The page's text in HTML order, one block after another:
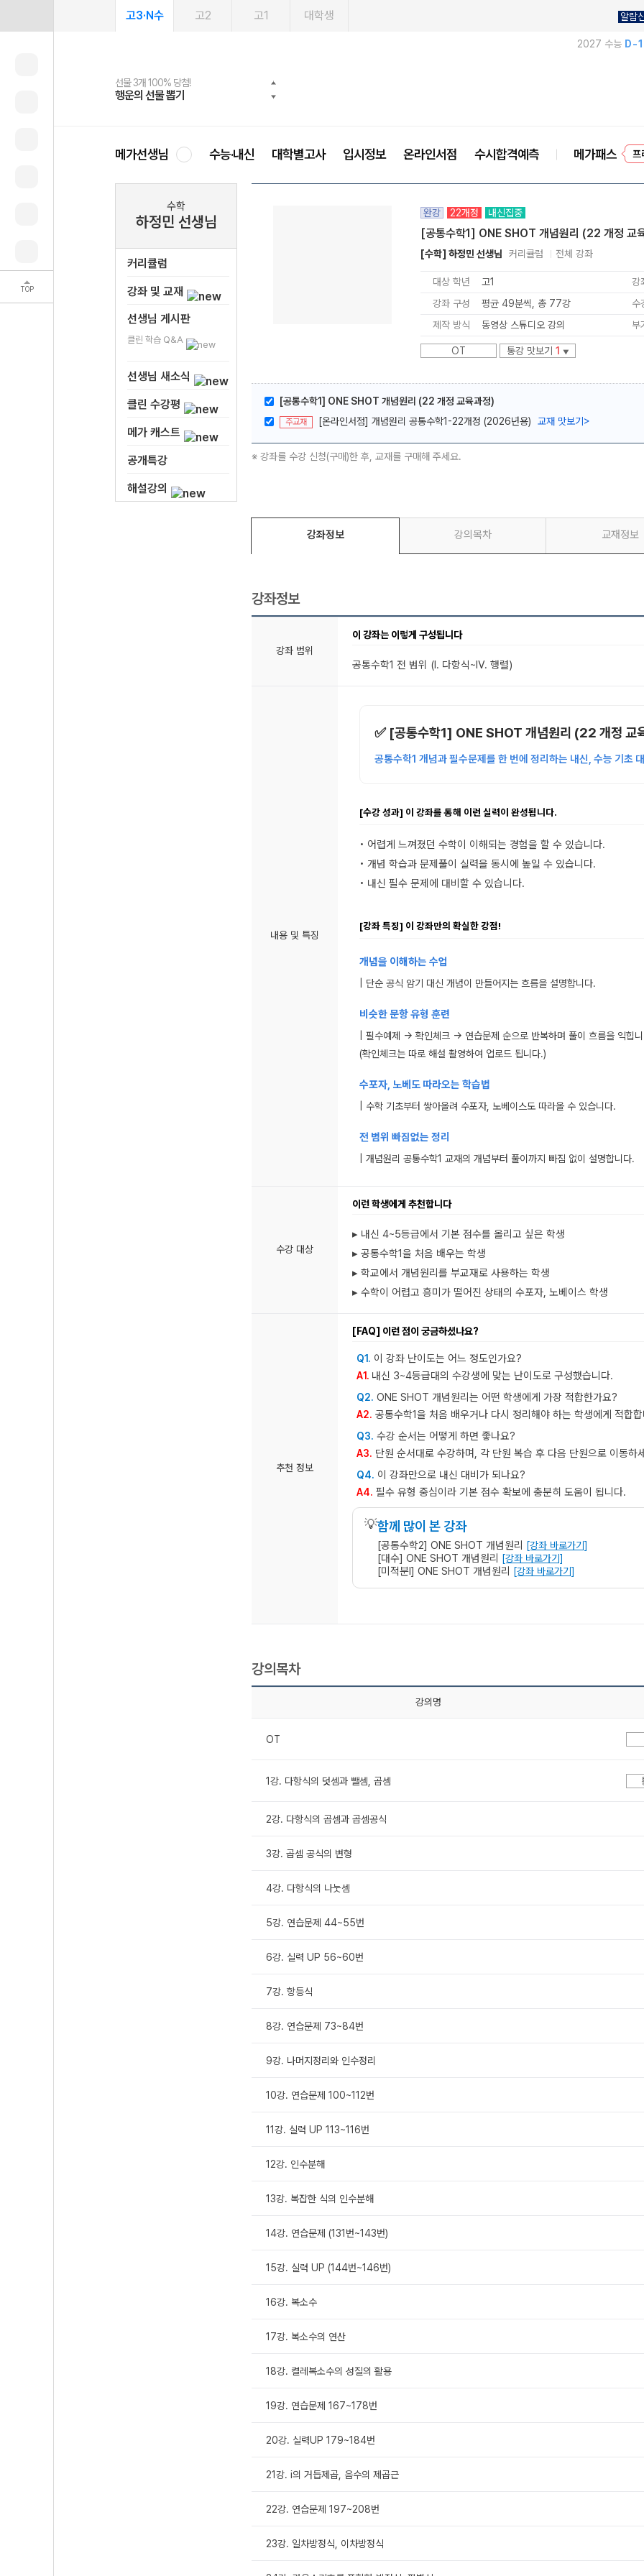
TOP
고3·N수 고2 고1 대학생 알람
2027 수능 D-
선물 3개 100% 당첨!
행운의 선물 뽑기
선물 100% 증정!
메가스터디 X 올리브
여름방학 스터디 캐시백
메가런 썸머스쿨
2027 러셀 단과
강사 공개선발
스마트러닝앱
설문 EVENT
메가패스
3일 무료 체험권
메가패스 수강생 무료혜택!
메가클럽 멤버십
사회공헌 캠페인
희망이룸 메가나눔
메가선생님 수능·내신 대학별고사 입시정보 온라인서점 수시합격예측 메가패스
수학
하정민 선생님
커리큘럼
강좌 및 교재
선생님 게시판
클린 학습 Q&A
선생님 새소식
클린 수강평
메가 캐스트
공개특강
해설강의
완강 22개정 내신집중
[공통수학1] ONE SHOT 개념원리 (22 개정 교
[수학] 하정민 선생님 커리큘럼 전체 강좌
대상 학년 고1
강
강좌 구성
평균 49분씩, 총 77강
수
제작 방식
동영상 스튜디오 강의 부
OT 통강 맛보기 1 ▼
[공통수학1] ONE SHOT 개념원리 (22 개정 교육과정)
주교재 [온라인서점] 개념원리 공통수학1-22개정 (2026년용) 교재 맛보기 >
※ 강좌를 수강 신청(구매)한 후, 교재를 구매해 주세요.
강좌정보 강의목차 교재정보
강좌정보
강좌 범위
이 강좌는 이렇게 구성됩니다
공통수학1 전 범위 (Ⅰ. 다항식~Ⅳ. 행렬)
내용 및 특징
✅ [공통수학1] ONE SHOT 개념원리 (22 개정 교
공통수학1 개념과 필수문제를 한 번에 정리하는 내신, 수능 기초
[수강 성과] 이 강좌를 통해 이런 실력이 완성됩니다.
• 어렵게 느껴졌던 수학이 이해되는 경험을 할 수 있습니다.
• 개념 학습과 문제풀이 실력을 동시에 높일 수 있습니다.
• 내신 필수 문제에 대비할 수 있습니다.
[강좌 특징] 이 강좌만의 확실한 강점!
개념을 이해하는 수업
| 단순 공식 암기 대신 개념이 만들어지는 흐름을 설명합니다.
비슷한 문항 유형 훈련
| 필수예제 → 확인체크 → 연습문제 순으로 반복하며 풀이 흐름을 익힙
(확인체크는 따로 해설 촬영하여 업로드 됩니다.)
수포자, 노베도 따라오는 학습법
| 수학 기초부터 쌓아올려 수포자, 노베이스도 따라올 수 있습니다.
전 범위 빠짐없는 정리
| 개념원리 공통수학1 교재의 개념부터 풀이까지 빠짐 없이 설명합니다.
수강 대상
이런 학생에게 추천합니다
▸ 내신 4~5등급에서 기본 점수를 올리고 싶은 학생
▸ 공통수학1을 처음 배우는 학생
▸ 학교에서 개념원리를 부교재로 사용하는 학생
▸ 수학이 어렵고 흥미가 떨어진 상태의 수포자, 노베이스 학생
추천 정보
[FAQ] 이런 점이 궁금하셨나요?
Q1. 이 강좌 난이도는 어느 정도인가요?
A1. 내신 3~4등급대의 수강생에 맞는 난이도로 구성했습니다.
Q2. ONE SHOT 개념원리는 어떤 학생에게 가장 적합한가요?
A2. 공통수학1을 처음 배우거나 다시 정리해야 하는 학생에게 적합
Q3. 수강 순서는 어떻게 하면 좋나요?
A3. 단원 순서대로 수강하며, 각 단원 복습 후 다음 단원으로 이동하
Q4. 이 강좌만으로 내신 대비가 되나요?
A4. 필수 유형 중심이라 기본 점수 확보에 충분히 도움이 됩니다.
💡함께 많이 본 강좌
[공통수학2] ONE SHOT 개념원리 [강좌 바로가기]
[대수] ONE SHOT 개념원리 [강좌 바로가기]
[미적분l] ONE SHOT 개념원리 [강좌 바로가기]
강의목차
강의명
OT
1강. 다항식의 덧셈과 뺄셈, 곱셈
2강. 다항식의 곱셈과 곱셈공식
3강. 곱셈 공식의 변형
4강. 다항식의 나눗셈
5강. 연습문제 44~55번
6강. 실력 UP 56~60번
7강. 항등식
8강. 연습문제 73~84번
9강. 나머지정리와 인수정리
10강. 연습문제 100~112번
11강. 실력 UP 113~116번
12강. 인수분해
13강. 복잡한 식의 인수분해
14강. 연습문제 (131번~143번)
15강. 실력 UP (144번~146번)
16강. 복소수
17강. 복소수의 연산
18강. 켤레복소수의 성질의 활용
19강. 연습문제 167~178번
20강. 실력UP 179~184번
21강. i의 거듭제곱, 음수의 제곱근
22강. 연습문제 197~208번
23강. 일차방정식, 이차방정식